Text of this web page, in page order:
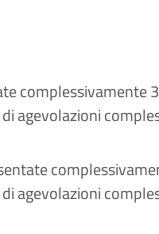
agevolazioni
agevolazioni